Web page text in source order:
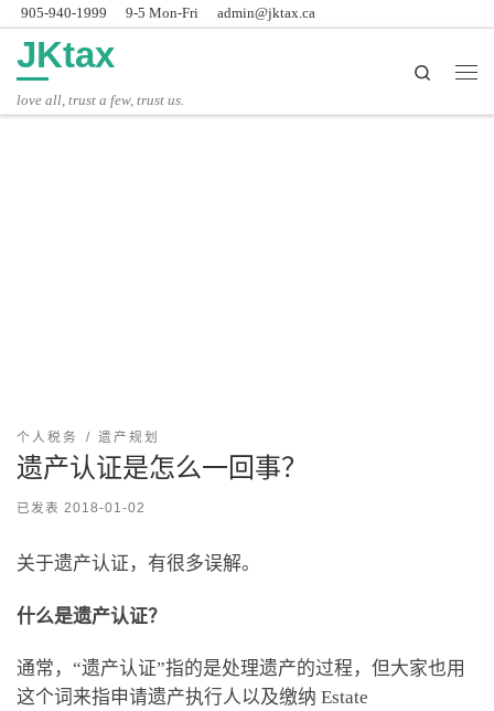
Skip to content
905-940-1999 9-5 Mon-Fri admin@jktax.ca
JKtax
love all, trust a few, trust us.
Search
个人税务 遗产规划
遗产认证是怎么一回事？
已发表 2018-01-02
关于遗产认证，有很多误解。
什么是遗产认证？
通常，“遗产认证”指的是处理遗产的过程，但大家也用
这个词来指申请遗产执行人以及缴纳 Estate